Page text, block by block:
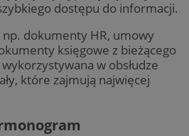
dostępu do informacji.
dokumenty HR, umowy
księgowe z bieżącego
w obsłudze
które zajmują najwięcej